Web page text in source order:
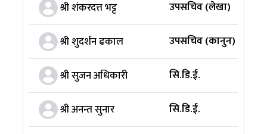
श्री शंकरदत्त भट्ट उपसचिव (लेखा)
श्री शुदर्शन ढकाल उपसचिव (कानुन)
श्री सुजन अधिकारी सि.डि.ई.
श्री अनन्त सुनार सि.डि.ई.